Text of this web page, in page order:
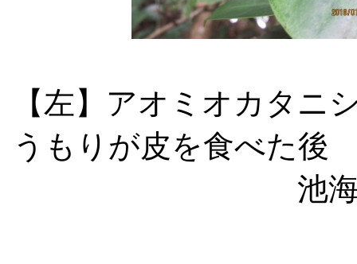
【左】アオミオカタ
うもりが皮を食べた後
池